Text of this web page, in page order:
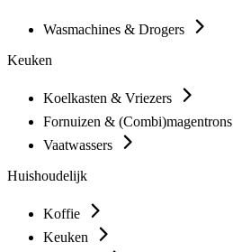
Wasmachines & Drogers
Keuken
Koelkasten & Vriezers
Fornuizen & (Combi)magentrons
Vaatwassers
Huishoudelijk
Koffie
Keuken